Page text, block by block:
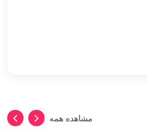
مشاهده همه